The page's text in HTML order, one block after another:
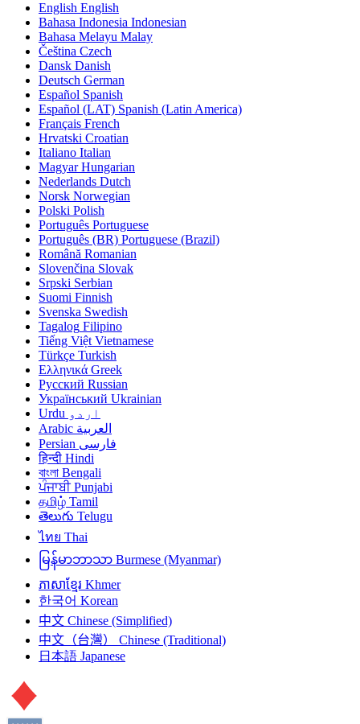
English English
Bahasa Indonesia Indonesian
Bahasa Melayu Malay
Čeština Czech
Dansk Danish
Deutsch German
Español Spanish
Español (LAT) Spanish (Latin America)
Français French
Hrvatski Croatian
Italiano Italian
Magyar Hungarian
Nederlands Dutch
Norsk Norwegian
Polski Polish
Português Portuguese
Português (BR) Portuguese (Brazil)
Română Romanian
Slovenčina Slovak
Srpski Serbian
Suomi Finnish
Svenska Swedish
Tagalog Filipino
Tiếng Việt Vietnamese
Türkçe Turkish
Ελληνικά Greek
Русский Russian
Український Ukrainian
اردو Urdu
العربية Arabic
فارسی Persian
हिन्दी Hindi
বাংলা Bengali
ਪੰਜਾਬੀ Punjabi
தமிழ் Tamil
తెలుగు Telugu
ไทย Thai
မြန်မာဘာသာ Burmese (Myanmar)
ភាសាខ្មែរ Khmer
한국어 Korean
中文 Chinese (Simplified)
中文（台灣）
Chinese (Traditional)
日本語 Japanese